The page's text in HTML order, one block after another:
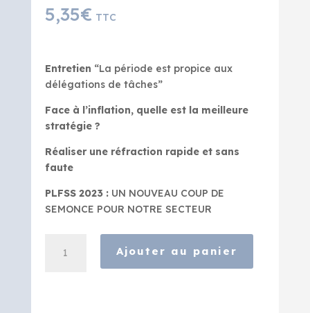
5,35€ TTC
Entretien “La période est propice aux
délégations de tâches”
Face à l’inflation, quelle est la meilleure
stratégie ?
Réaliser une réfraction rapide et sans
faute
PLFSS 2023 :UN NOUVEAU COUP DE
SEMONCE POUR NOTRE SECTEUR
Ajouter au panier